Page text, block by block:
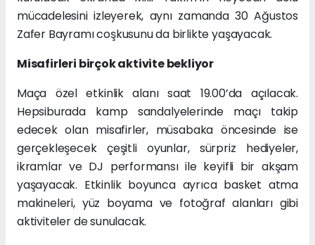
mücadelesini izleyerek, aynı zamanda 30 Ağustos
Zafer Bayramı coşkusunu da birlikte yaşayacak.
Misafirleri birçok aktivite bekliyor
Maça özel etkinlik alanı saat 19.00’da açılacak.
Hepsiburada kamp sandalyelerinde maçı takip
edecek olan misafirler, müsabaka öncesinde ise
gerçekleşecek çeşitli oyunlar, sürpriz hediyeler,
ikramlar ve DJ performansı ile keyifli bir akşam
yaşayacak. Etkinlik boyunca ayrıca basket atma
makineleri, yüz boyama ve fotoğraf alanları gibi
aktiviteler de sunulacak.